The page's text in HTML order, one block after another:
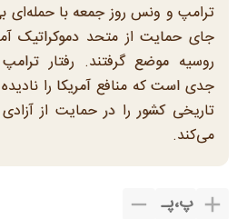
ترامپ و ونس روز جمعه با حمله‌ای
جای حمایت از متحد دموکراتیک
روسیه موضع گرفتند. رفتار
جدی است که منافع آمریکا را
تاریخی کشور را در حمایت از
می‌کند.
پ،پـ